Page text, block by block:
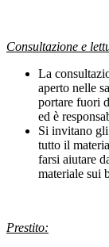
Consultazione e
La
aperto nelle
portare fuori
ed è
Si invitano
tutto il
farsi aiutare
materiale sui
Prestito: